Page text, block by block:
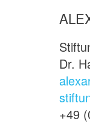
Dr.
+49